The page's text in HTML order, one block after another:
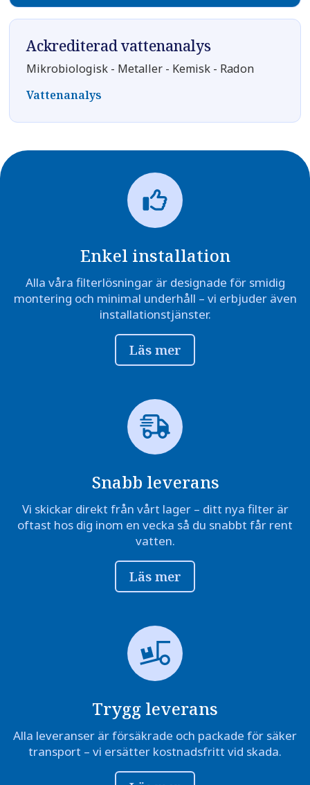
Ackrediterad vattenanalys
Mikrobiologisk - Metaller - Kemisk - Radon
Vattenanalys
Enkel installation
Alla våra filterlösningar är designade för smidig
montering och minimal underhåll – vi erbjuder även
installationstjänster.
Läs mer
Snabb leverans
Vi skickar direkt från vårt lager – ditt nya filter är
oftast hos dig inom en vecka så du snabbt får rent
vatten.
Läs mer
Trygg leverans
Alla leveranser är försäkrade och packade för säker
transport – vi ersätter kostnadsfritt vid skada.